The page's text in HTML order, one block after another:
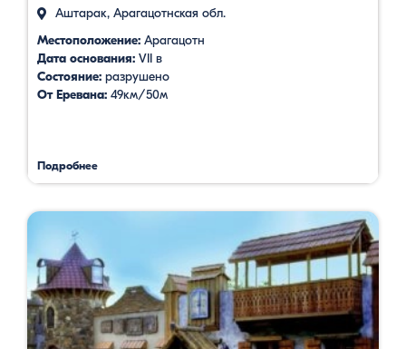
Аштарак, Арагацотнская обл.
Местоположение: Арагацотн
Дата основания: VII в
Состояние: разрушено
От Еревана: 49км/50м
Подробнее